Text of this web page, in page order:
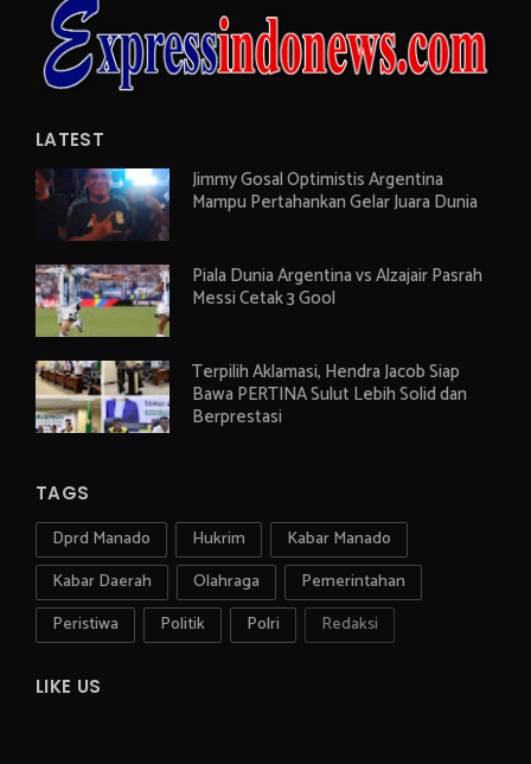
LATEST
Jimmy Gosal Optimistis Argentina
Mampu Pertahankan Gelar Juara Dunia
Piala Dunia Argentina vs Alzajair Pasrah
Messi Cetak 3 Gool
Terpilih Aklamasi, Hendra Jacob Siap
Bawa PERTINA Sulut Lebih Solid dan
Berprestasi
TAGS
Dprd Manado Hukrim
Kabar Manado
Kabar Daerah
Olahraga
Pemerintahan
Peristiwa
Politik Polri Redaksi
LIKE US